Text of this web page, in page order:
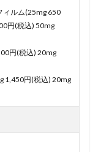
ィルム(25mg 650
円(税込) 50mg
円(税込) 20mg
1,450円(税込) 20mg